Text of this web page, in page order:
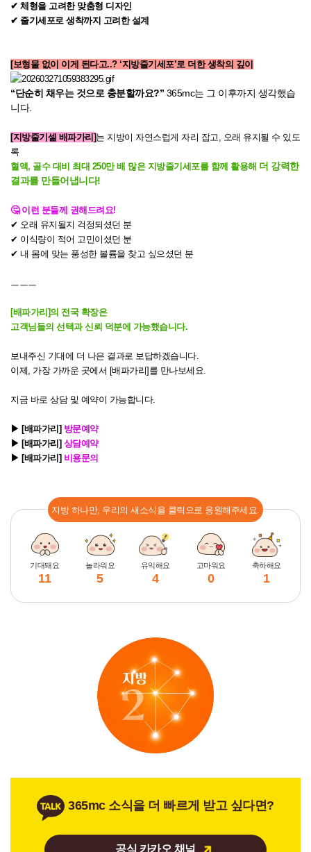
✔ 체형을 고려한 맞춤형 디자인
✔ 줄기세포로 생착까지 고려한 설계
[보형물 없이 이게 된다고..? ‘지방줄기세포’로 더한 생착의 깊이
“단순히 채우는 것으로 충분할까요?” 365mc는 그 이후까지 생각했습
니다.
[지방줄기셀 배파가리]는 지방이 자연스럽게 자리 잡고, 오래 유지될 수 있도
록
혈액, 골수 대비 최대 250만 배 많은 지방줄기세포를 함께 활용해 더 강력한
결과를 만들어냅니다!
🤔 이런 분들께 권해드려요!
✔ 오래 유지될지 걱정되셨던 분
✔ 이식량이 적어 고민이셨던 분
✔ 내 몸에 맞는 풍성한 볼륨을 찾고 싶으셨던 분
ㅡㅡㅡ
[배파가리]의 전국 확장은
고객님들의 선택과 신뢰 덕분에 가능했습니다.
보내주신 기대에 더 나은 결과로 보답하겠습니다.
이제, 가장 가까운 곳에서 [배파가리]를 만나보세요.
지금 바로 상담 및 예약이 가능합니다.
▶ [배파가리] 방문예약
▶ [배파가리] 상담예약
▶ [배파가리] 비용문의
지방 하나만, 우리의 새소식을 클릭으로 응원해주세요.
기대돼요
11
놀라워요
5
유익해요
4
고마워요
0
축하해요
1
365mc 소식을 더 빠르게 받고 싶다면?
공식 카카오 채널